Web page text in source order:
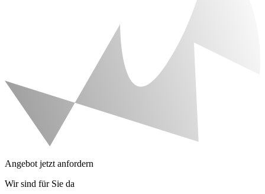
Angebot jetzt anfordern
Wir sind für Sie da